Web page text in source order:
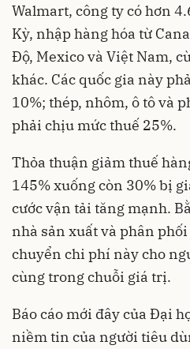
Walmart, công ty có hơn
Kỳ, nhập hàng hóa từ
Độ, Mexico và Việt Nam,
khác. Các quốc gia này
10%; thép, nhôm, ô tô và
phải chịu mức thuế 25%.
Thỏa thuận giảm thuế
145% xuống còn 30% bị
cước vận tải tăng mạnh.
nhà sản xuất và phân
chuyển chi phí này cho
cùng trong chuỗi giá trị.
Báo cáo mới đây của Đại
niềm tin của người tiêu